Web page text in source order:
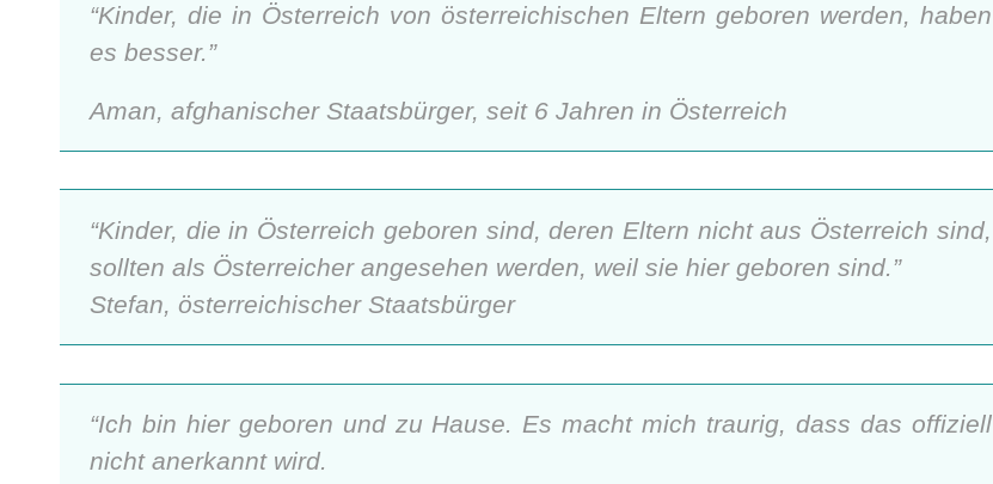
“Kinder, die in Österreich von österreichischen Eltern geboren werden, haben
es besser.”
Aman, afghanischer Staatsbürger, seit 6 Jahren in Österreich
“Kinder, die in Österreich geboren sind, deren Eltern nicht aus Österreich sind,
sollten als Österreicher angesehen werden, weil sie hier geboren sind.”
Stefan, österreichischer Staatsbürger
“Ich bin hier geboren und zu Hause. Es macht mich traurig, dass das offiziell
nicht anerkannt wird.